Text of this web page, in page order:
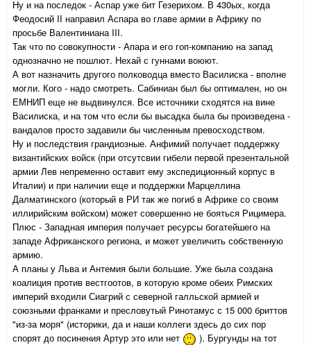
Ну и на последок - Аспар уже бит Гезерихом. В 430ых, когда
Феодосий II направил Аспара во главе армии в Африку по
просьбе Валентиниана III.
Так что по совокупности - Апара и его гоп-компанию на запад
однозначно не пошлют. Нехай с гуннами воюют.
А вот назначить другого полководца вместо Василиска - вполне
могли. Кого - надо смотреть. Сабиниан был бы оптимален, но он
ЕМНИП еще не выдвинулся. Все источники сходятся на вине
Василиска, и на том что если бы высадка была бы произведена -
вандалов просто задавили бы численным превосходством.
Ну и последствия грандиозные. Анфимий получает поддержку
византийских войск (при отсутсвии гибели первой презентальной
армии Лев непременно оставит ему экспедиционный корпус в
Италии) и при наличии еще и поддержки Марцеллина
Далматинского (который в РИ так же погиб в Африке со своим
иллирийским войском) может совершенно не бояться Рицимера.
Плюс - Западная империя получает ресурсы богатейшего на
западе Африканского региона, и может увеличить собственную
армию.
А планы у Льва и Антемия были большие. Уже была создана
коалиция против вестгоотов, в которую кроме обеих Римских
империй входили Сиагрий с северной галльской армией и
союзными франками и пресловутый Ринотамус с 15 000 бриттов
"из-за моря" (историки, да и наши коллеги здесь до сих пор
спорят до посинения Артур это или нет
). Бургунды на тот